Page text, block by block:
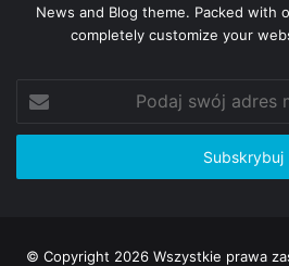
News and Blog theme. Packed with
completely customize your
swój
adres
© Copyright 2026 Wszystkie prawa